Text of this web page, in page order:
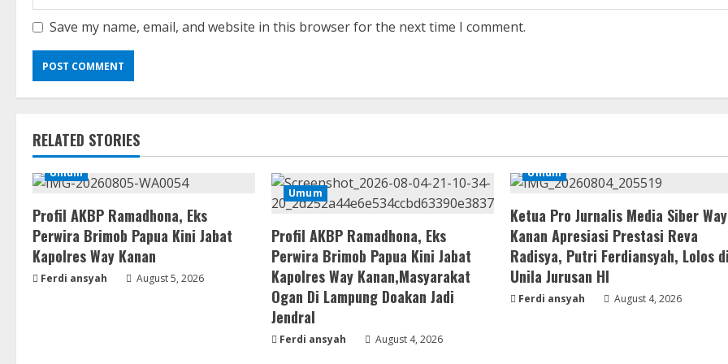
Save my name, email, and website in this browser for the next time I comment.
RELATED STORIES
Umum
Profil AKBP Ramadhona, Eks
Perwira Brimob Papua Kini Jabat
Kapolres Way Kanan
Ferdi ansyah August 5, 2026
Umum
Profil AKBP Ramadhona, Eks
Perwira Brimob Papua Kini Jabat
Kapolres Way Kanan,Masyarakat
Ogan Di Lampung Doakan Jadi
Jendral
Ferdi ansyah August 4, 2026
Umum
Ketua Pro Jurnalis Media Siber Way
Kanan Apresiasi Prestasi Reva
Radisya, Putri Ferdiansyah, Lolos
Unila Jurusan HI
Ferdi ansyah August 4, 2026